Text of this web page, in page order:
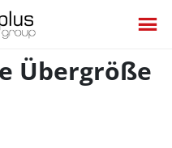
Übergröße